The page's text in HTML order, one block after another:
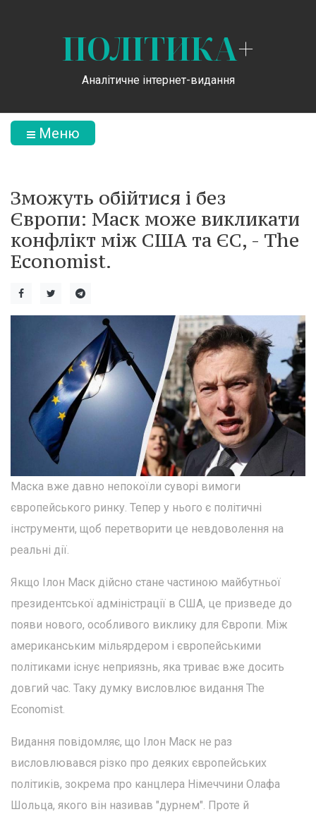
ПОЛІТИКА+
Аналітичне інтернет-видання
Меню
Зможуть обійтися і без
Європи: Маск може викликати
конфлікт між США та ЄС, - The
Economist.
Маска вже давно непокоїли суворі вимоги
європейського ринку. Тепер у нього є політичні
інструменти, щоб перетворити це невдоволення на
реальні дії.
Якщо Ілон Маск дійсно стане частиною майбутньої
президентської адміністрації в США, це призведе до
появи нового, особливого виклику для Європи. Між
американським мільярдером і європейськими
політиками існує неприязнь, яка триває вже досить
довгий час. Таку думку висловлює видання The
Economist.
Видання повідомляє, що Ілон Маск не раз
висловлювався різко про деяких європейських
політиків, зокрема про канцлера Німеччини Олафа
Шольца, якого він називав "дурнем". Проте й